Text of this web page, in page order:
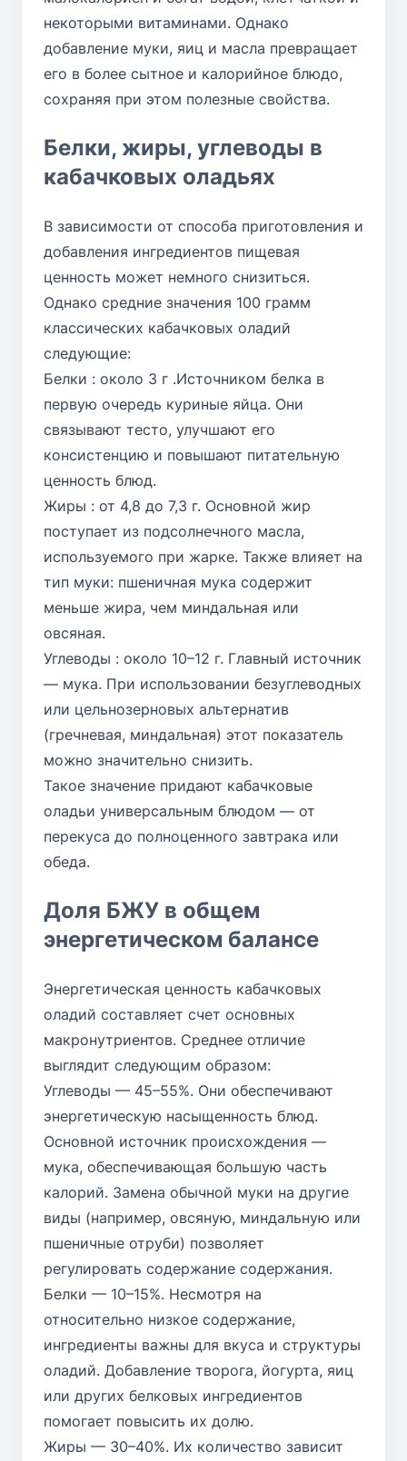
некоторыми витаминами. Однако
добавление муки, яиц и масла превращает
его в более сытное и калорийное блюдо,
сохраняя при этом полезные свойства.
Белки, жиры, углеводы в
кабачковых оладьях
В зависимости от способа приготовления и
добавления ингредиентов пищевая
ценность может немного снизиться.
Однако средние значения 100 грамм
классических кабачковых оладий
следующие:
Белки : около 3 г .Источником белка в
первую очередь куриные яйца. Они
связывают тесто, улучшают его
консистенцию и повышают питательную
ценность блюд.
Жиры : от 4,8 до 7,3 г. Основной жир
поступает из подсолнечного масла,
используемого при жарке. Также влияет на
тип муки: пшеничная мука содержит
меньше жира, чем миндальная или
овсяная.
Углеводы : около 10–12 г. Главный источник
— мука. При использовании безуглеводных
или цельнозерновых альтернатив
(гречневая, миндальная) этот показатель
можно значительно снизить.
Такое значение придают кабачковые
оладьи универсальным блюдом — от
перекуса до полноценного завтрака или
обеда.
Доля БЖУ в общем
энергетическом балансе
Энергетическая ценность кабачковых
оладий составляет счет основных
макронутриентов. Среднее отличие
выглядит следующим образом:
Углеводы — 45–55%. Они обеспечивают
энергетическую насыщенность блюд.
Основной источник происхождения —
мука, обеспечивающая большую часть
калорий. Замена обычной муки на другие
виды (например, овсяную, миндальную или
пшеничные отруби) позволяет
регулировать содержание содержания.
Белки — 10–15%. Несмотря на
относительно низкое содержание,
ингредиенты важны для вкуса и структуры
оладий. Добавление творога, йогурта, яиц
или других белковых ингредиентов
помогает повысить их долю.
Жиры — 30–40%. Их количество зависит